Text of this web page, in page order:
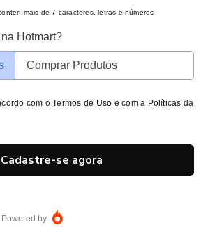
mais de 7 caracteres, letras e números
Hotmart?
Comprar Produtos
com oTermos de Uso e com a Políticas da
Cadastre-se agora
Powered by